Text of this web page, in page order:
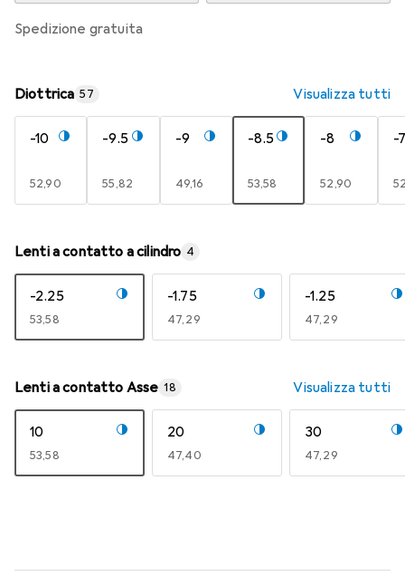
spedizione gratuita
Diottrica 57 Visualizza tutti
-10
EUR
52,90
-9.5
EUR
55,82
-9
EUR
49,16
-8.5
EUR
53,58
-8
EUR
52,90
-
Lenti a contatto a cilindro 4
-2.25
EUR
53,58
-1.75
EUR
47,29
-1.25
EUR
47,29
Lenti a contatto Asse 18 Visualizza tutti
10
EUR
53,58
20
EUR
47,40
30
EUR
47,29